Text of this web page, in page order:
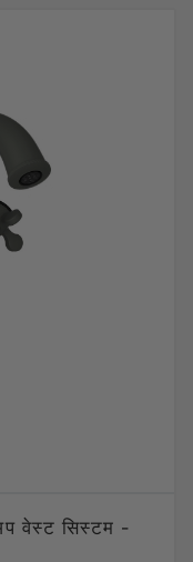
वेस्ट सिस्टम -